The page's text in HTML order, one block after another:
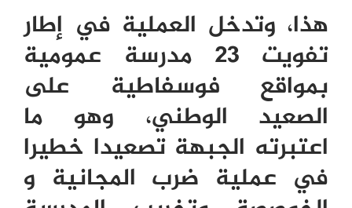
هذا، وتدخل العملية في إطار
تفويت 23 مدرسة عمومية
بمواقع فوسفاطية على
الصعيد الوطني، وهو ما
اعتبرته الجبهة تصعيدا خطيرا
في عملية ضرب المجانية و